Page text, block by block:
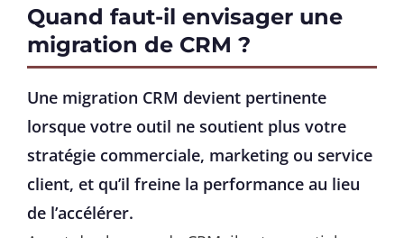
Quand faut-il envisager une
migration de CRM ?
Une migration CRM devient pertinente
lorsque votre outil ne soutient plus votre
stratégie commerciale, marketing ou service
client, et qu’il freine la performance au lieu
de l’accélérer.